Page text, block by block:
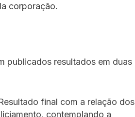
corporação.
publicados resultados em duas
final com a relação dos
contemplando a